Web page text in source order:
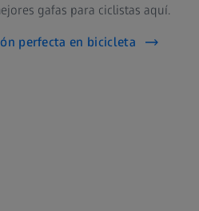
gafas para ciclistas aquí.
perfecta en bicicleta